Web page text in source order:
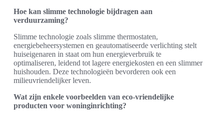
Hoe kan slimme technologie bijdragen aan
verduurzaming?
Slimme technologie zoals slimme thermostaten,
energiebeheersystemen en geautomatiseerde verlichting stelt
huiseigenaren in staat om hun energieverbruik te
optimaliseren, leidend tot lagere energiekosten en een slimmer
huishouden. Deze technologieën bevorderen ook een
milieuvriendelijker leven.
Wat zijn enkele voorbeelden van eco-vriendelijke
producten voor woninginrichting?